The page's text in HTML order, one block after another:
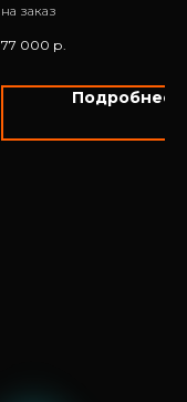
на заказ
77 000 р.
Подробнее